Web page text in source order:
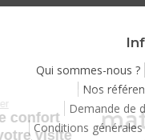
Qui sommes-nous ?
Nos
Demande de
Conditions
Continuer sans accepter
Chez Matelpro, le
commence dès